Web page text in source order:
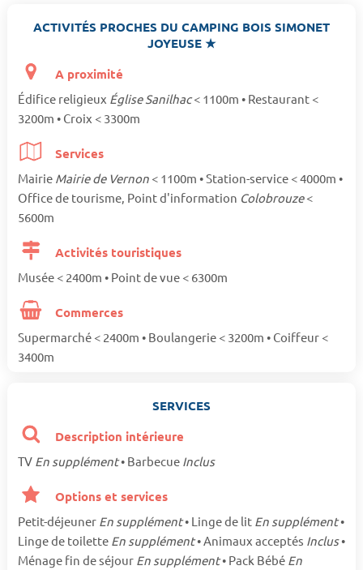
ACTIVITÉS PROCHES DU CAMPING BOIS SIMONET
JOYEUSE ★
A proximité
Édifice religieux Église Sanilhac< 1100m • Restaurant <
3200m • Croix < 3300m
Services
Mairie Mairie de Vernon < 1100m • Station-service < 4000m •
Office de tourisme, Point d'information Colobrouze<
5600m
Activités touristiques
Musée < 2400m • Point de vue < 6300m
Commerces
Supermarché < 2400m • Boulangerie < 3200m • Coiffeur <
3400m
SERVICES
Description intérieure
TV En supplément• Barbecue Inclus
Options et services
Petit-déjeuner En supplément• Linge de lit En supplément•
Linge de toilette En supplément• Animaux acceptés Inclus•
Ménage fin de séjour En supplément• Pack Bébé En